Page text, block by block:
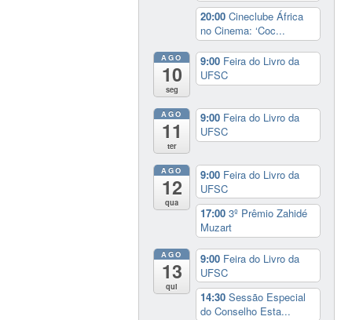
20:00Cineclube África
no Cinema: ‘Coc...
AGO
10
seg
9:00 Feira do Livro da
UFSC
AGO
11
ter
9:00 Feira do Livro da
UFSC
AGO
12
qua
9:00 Feira do Livro da
UFSC
17:003º Prêmio Zahidé
Muzart
AGO
13
qui
9:00 Feira do Livro da
UFSC
14:30Sessão Especial
do Conselho Esta...